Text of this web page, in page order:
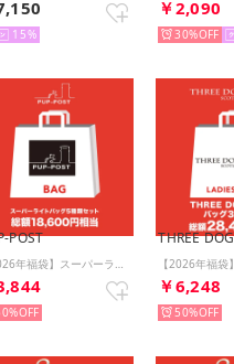
15
￥2,090
30%
POST
￥6,248
50%